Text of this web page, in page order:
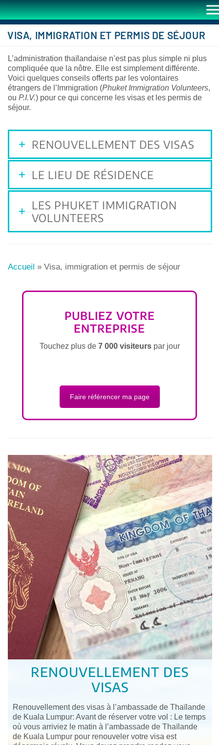
VISA, IMMIGRATION ET PERMIS DE SÉJOUR
L’administration thaïlandaise n’est pas plus simple ni plus
compliquée que la nôtre. Elle est simplement différente.
Voici quelques conseils offerts par les volontaires
étrangers de l’Immigration (Phuket Immigration Volunteers,
ou P.I.V.) pour ce qui concerne les visas et les permis de
séjour.
RENOUVELLEMENT DES VISAS
LE LIEU DE RÉSIDENCE
LES PHUKET IMMIGRATION
VOLUNTEERS
Accueil » Visa, immigration et permis de séjour
PUBLIEZ VOTRE
ENTREPRISE
Touchez plus de 7 000 visiteurspar jour
Faire référencer ma page
RENOUVELLEMENT DES
VISAS
Renouvellement des visas à l’ambassade de Thaïlande
de Kuala Lumpur: Avant de réserver votre vol : Le temps
où vous arriviez le matin à l’ambassade de Thaïlande
de Kuala Lumpur pour renouveler votre visa est